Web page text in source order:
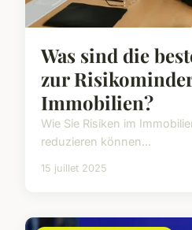
Was sind die
zur
Immobilien?
Wie Sie Risiken im
reduzieren können...
15 juillet 2025